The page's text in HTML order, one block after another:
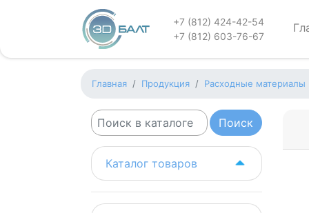
+7 (812) 424-42-54
+7 (812) 603-76-67
Главная Продукция Расходные материалы
Каталог товаров